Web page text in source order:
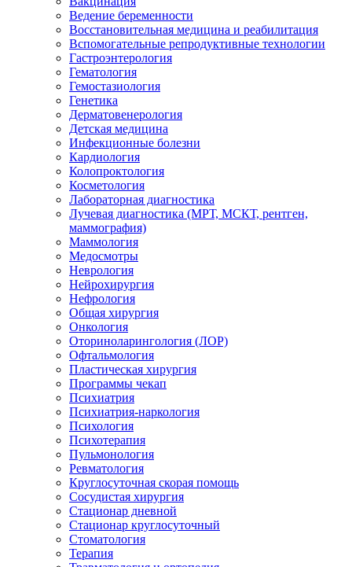
Ведение беременности
Восстановительная медицина и реабилитация
Вспомогательные репродуктивные технологии
Гастроэнтерология
Гематология
Гемостазиология
Генетика
Дерматовенерология
Детская медицина
Инфекционные болезни
Кардиология
Колопроктология
Косметология
Лабораторная диагностика
Лучевая диагностика (МРТ, МСКТ, рентген,
маммография)
Маммология
Медосмотры
Неврология
Нейрохирургия
Нефрология
Общая хирургия
Онкология
Оториноларингология (ЛОР)
Офтальмология
Пластическая хирургия
Программы чекап
Психиатрия
Психиатрия-наркология
Психология
Психотерапия
Пульмонология
Ревматология
Круглосуточная скорая помощь
Сосудистая хирургия
Стационар дневной
Стационар круглосуточный
Стоматология
Терапия